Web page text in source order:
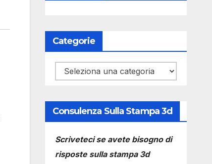
Categorie
Categorie
Consulenza Sulla Stampa 3d
Scriveteci se avete bisogno di
risposte sulla stampa 3d